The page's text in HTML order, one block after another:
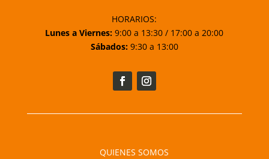
HORARIOS:
Lunes a Viernes: 9:00 a 13:30 / 17:00 a 20:00
Sábados:9:30 a 13:00
QUIENES SOMOS